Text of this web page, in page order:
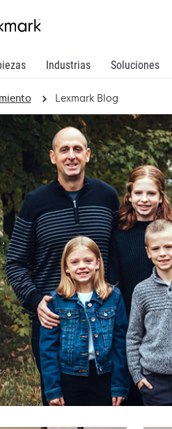
Industrias Soluciones
Lexmark Blog